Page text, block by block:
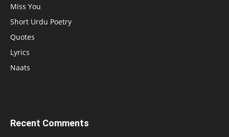
Miss You
Short Urdu Poetry
Quotes
Lyrics
Naats
Recent Comments